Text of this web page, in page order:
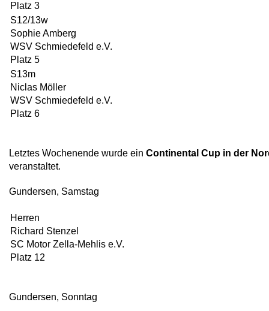
Platz 3
S12/13w
Sophie Amberg
WSV Schmiedefeld e.V.
Platz 5
S13m
Niclas Möller
WSV Schmiedefeld e.V.
Platz 6
Letztes Wochenende wurde ein Continental Cup in der
veranstaltet.
Gundersen, Samstag
Herren
Richard Stenzel
SC Motor Zella-Mehlis e.V.
Platz 12
Gundersen, Sonntag